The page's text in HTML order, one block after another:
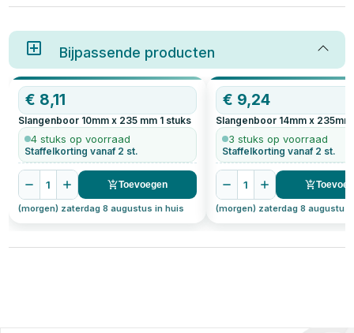
slangenboor is, hoe deze zich
boren in hardhout. Daarnaast
geven we praktische tips voor
het kiezen van de juiste
slangenboor voor jouw klus.
Bijpassende producten
€ 8,11
Slangenboor 10mm x 235 mm 1 stuks
4 stuks op voorraad
Staffelkorting vanaf 2 st.
1 Toevoegen
(morgen) zaterdag 8 augustus in huis
€ 9,24
Slangenboor 14mm x 235mm
3 stuks op voorraad
Staffelkorting vanaf 2 st.
1
(morgen) zaterdag 8 augustus